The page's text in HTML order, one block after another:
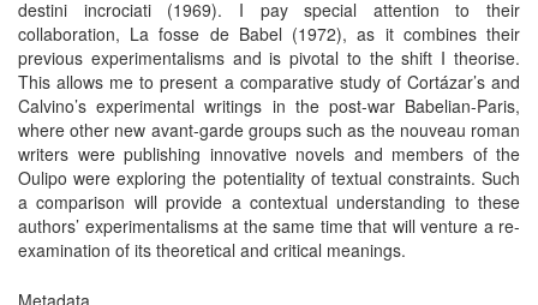
destini incrociati (1969). I pay special attention to their
collaboration, La fosse de Babel (1972), as it combines their
previous experimentalisms and is pivotal to the shift I theorise.
This allows me to present a comparative study of Cortázar’s and
Calvino’s experimental writings in the post-war Babelian-Paris,
where other new avant-garde groups such as the nouveau roman
writers were publishing innovative novels and members of the
Oulipo were exploring the potentiality of textual constraints. Such
a comparison will provide a contextual understanding to these
authors’ experimentalisms at the same time that will venture a re-
examination of its theoretical and critical meanings.
Metadata